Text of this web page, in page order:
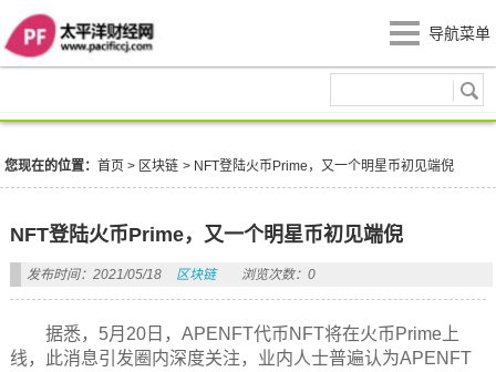
导航菜单
您现在的位置：首页 > 区块链 > NFT登陆火币Prime，又一个明星币初见端倪
NFT登陆火币Prime，又一个明星币初见端倪
发布时间：2021/05/18 区块链 浏览次数：0
据悉，5月20日，APENFT代币NFT将在火币Prime上
线，此消息引发圈内深度关注，业内人士普遍认为APENFT